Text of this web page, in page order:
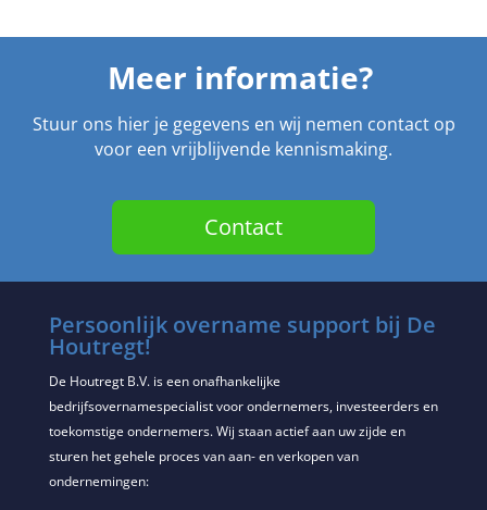
Meer informatie?
Stuur ons hier je gegevens en wij nemen contact op
voor een vrijblijvende kennismaking.
Contact
Persoonlijk overname support bij De
Houtregt!
De Houtregt B.V. is een onafhankelijke
bedrijfsovernamespecialist voor ondernemers, investeerders en
toekomstige ondernemers. Wij staan actief aan uw zijde en
sturen het gehele proces van aan- en verkopen van
ondernemingen: